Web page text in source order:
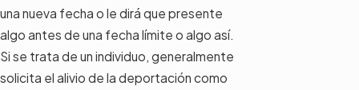
una nueva fecha o le dirá que presente
algo antes de una fecha límite o algo así.
Si se trata de un individuo, generalmente
solicita el alivio de la deportación como